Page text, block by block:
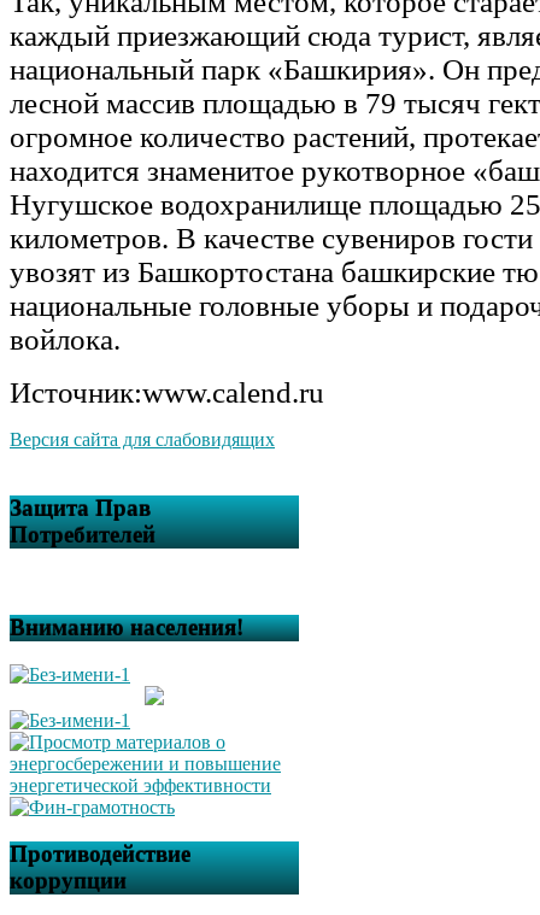
каждый приезжающий сюда турист,
национальный парк «Башкирия». Он
лесной массив площадью в 79 тысяч
огромное количество растений,
находится знаменитое рукотворное
Нугушское водохранилище площадью
километров. В качестве сувениров
увозят из Башкортостана башкирские
национальные головные уборы и
войлока.
Источник:www.calend.ru
Версия сайта для слабовидящих
Защита Прав
Потребителей
Вниманию населения!
Противодействие
коррупции